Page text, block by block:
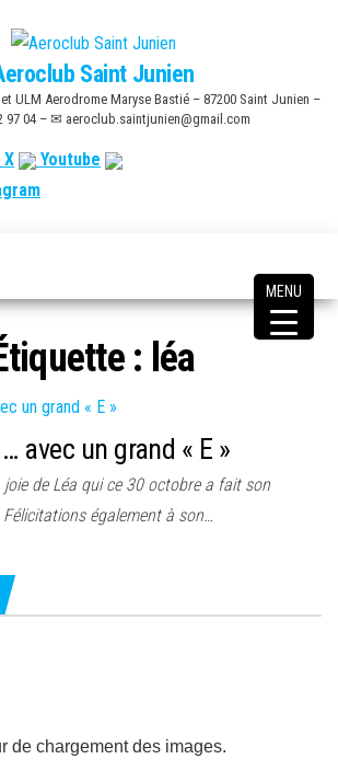
Saint Junien
ULM Aerodrome Maryse Bastié – 87200 Saint Junien –
04 – ✉ aeroclub.saintjunien@gmail.com
X
Youtube
: léa
avec un grand « E »
de Léa qui ce 30 octobre a fait son
Félicitations également à son…
de chargement des images.
MENU